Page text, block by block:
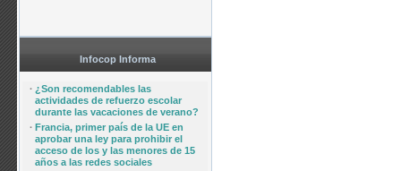
Infocop Informa
· ¿Son recomendables las
actividades de refuerzo escolar
durante las vacaciones de verano?
· Francia, primer país de la UE en
aprobar una ley para prohibir el
acceso de los y las menores de 15
años a las redes sociales